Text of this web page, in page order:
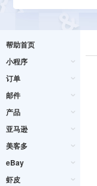
帮助首页
小程序
订单
邮件
产品
亚马逊
美客多
eBay
虾皮